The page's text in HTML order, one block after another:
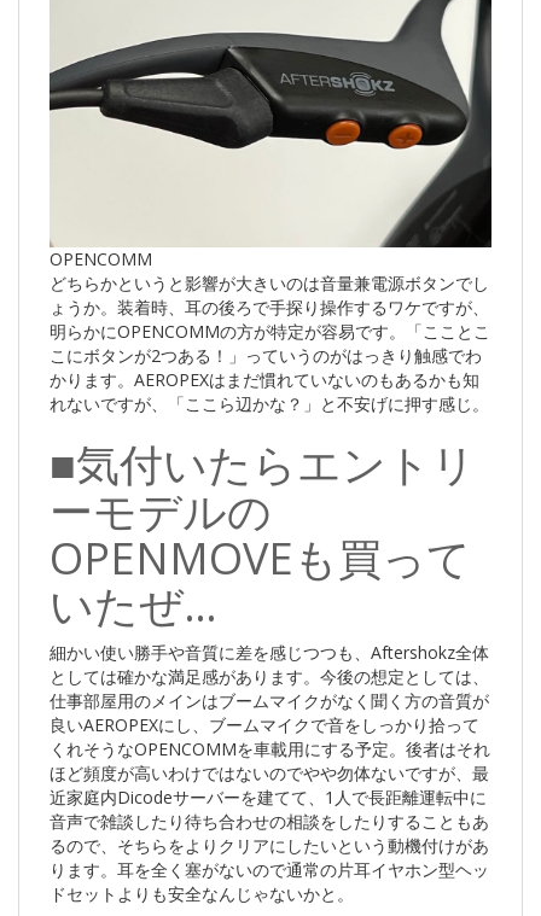
OPENCOMM
どちらかというと影響が大きいのは音量兼電源ボタンでし
ょうか。装着時、耳の後ろで手探り操作するワケですが、
明らかにOPENCOMMの方が特定が容易です。「こことこ
こにボタンが2つある！」っていうのがはっきり触感でわ
かります。AEROPEXはまだ慣れていないのもあるかも知
れないですが、「ここら辺かな？」と不安げに押す感じ。
■気付いたらエントリ
ーモデルの
OPENMOVEも買って
いたぜ…
細かい使い勝手や音質に差を感じつつも、Aftershokz全体
としては確かな満足感があります。今後の想定としては、
仕事部屋用のメインはブームマイクがなく聞く方の音質が
良いAEROPEXにし、ブームマイクで音をしっかり拾って
くれそうなOPENCOMMを車載用にする予定。後者はそれ
ほど頻度が高いわけではないのでやや勿体ないですが、最
近家庭内Dicodeサーバーを建てて、1人で長距離運転中に
音声で雑談したり待ち合わせの相談をしたりすることもあ
るので、そちらをよりクリアにしたいという動機付けがあ
ります。耳を全く塞がないので通常の片耳イヤホン型ヘッ
ドセットよりも安全なんじゃないかと。